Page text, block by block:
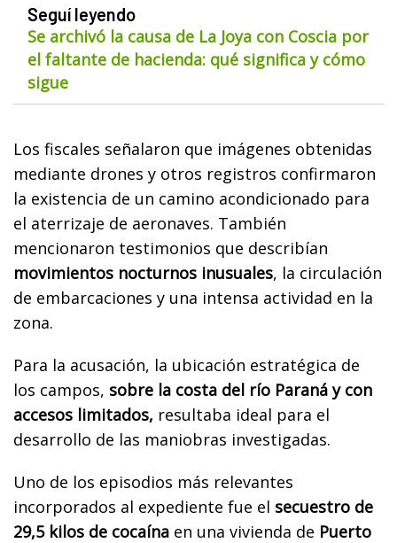
Seguí leyendo
Se archivó la causa de La Joya con Coscia por
el faltante de hacienda: qué significa y cómo
sigue
Los fiscales señalaron que imágenes obtenidas
mediante drones y otros registros confirmaron
la existencia de un camino acondicionado para
el aterrizaje de aeronaves. También
mencionaron testimonios que describían
movimientos nocturnos inusuales, la circulación
de embarcaciones y una intensa actividad en la
zona.
Para la acusación, la ubicación estratégica de
los campos, sobre la costa del río Paraná y con
accesos limitados, resultaba ideal para el
desarrollo de las maniobras investigadas.
Uno de los episodios más relevantes
incorporados al expediente fue el secuestro de
29,5 kilos de cocaína en una vivienda de Puerto